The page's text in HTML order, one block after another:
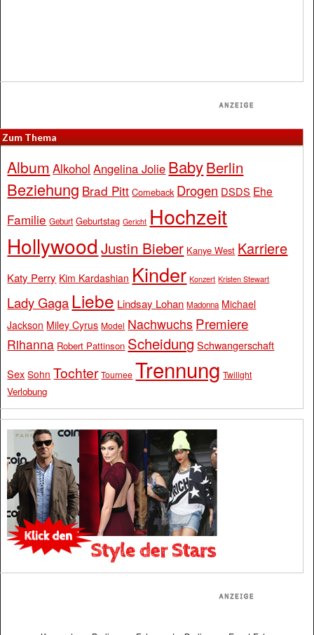
Zum Thema
Album Alkohol Angelina Jolie BabyBerlin
Beziehung Brad Pitt Comeback Drogen DSDS Ehe
Familie Geburt Geburtstag Gericht Hochzeit
Hollywood Justin Bieber Kanye West Karriere
Katy Perry Kim Kardashian Kinder Konzert Kristen Stewart
Lady Gaga Liebe Lindsay Lohan Madonna Michael
Jackson Miley Cyrus Model Nachwuchs Premiere
Rihanna Robert Pattinson Scheidung Schwangerschaft
Sex Sohn Tochter Tournee Trennung Twilight
Verlobung